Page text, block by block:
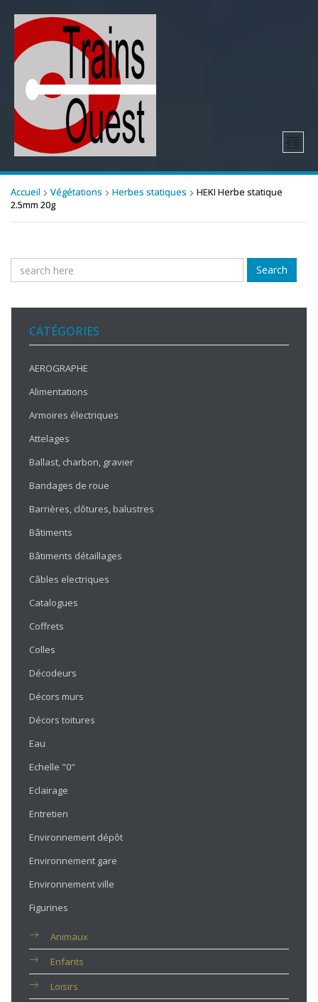
Accueil Végétations Herbes statiques
HEKI Herbe statique
2.5mm 20g
Search
CATÉGORIES
AEROGRAPHE
Alimentations
Armoires électriques
Attelages
Ballast, charbon, gravier
Bandages de roue
Barrières, clôtures, balustres
Bâtiments
Bâtiments détaillages
Câbles electriques
Catalogues
Coffrets
Colles
Décodeurs
Décors murs
Décors toitures
Eau
Echelle "0"
Eclairage
Entretien
Environnement dépôt
Environnement gare
Environnement ville
Figurines
Animaux
Enfants
Loisirs